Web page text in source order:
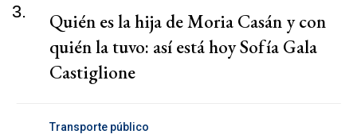
3.
Quién es la hija de Moria Casán y con
quién la tuvo: así está hoy Sofía Gala
Castiglione
Transporte público